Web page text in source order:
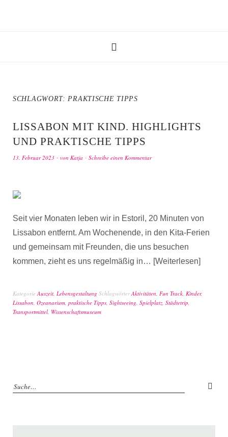
SCHLAGWORT:PRAKTISCHE TIPPS
LISSABON MIT KIND. HIGHLIGHTS
UND PRAKTISCHE TIPPS
13. Februar 2023 von Katja Schreibe einen Kommentar
Seit vier Monaten leben wir in Estoril, 20 Minuten von
Lissabon entfernt. Am Wochenende, in den Kita-Ferien
und gemeinsam mit Freunden, die uns besuchen
kommen, zieht es uns regelmäßig in… Weiterlesen
KategorieAuszeit, Lebensgestaltung SchlagwörterAktivitäten, Fun Track, Kinder,
Lissabon, Ozeanarium, praktische Tipps, Sightseeing, Spielplatz, Städtetrip,
Transportmittel, Wissenschaftsmuseum